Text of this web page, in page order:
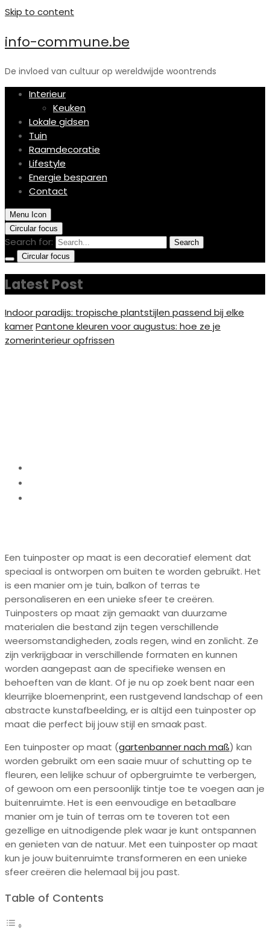
Skip to content
info-commune.be
De invloed van cultuur op wereldwijde woontrends
Interieur
Keuken
Lokale gidsen
Tuin
Raamdecoratie
Lifestyle
Energie besparen
Contact
Menu Icon
Circular focus
Search for:
Search
Circular focus
Latest Post
Indoor paradijs: tropische plantstijlen passend bij elke
kamerPantone kleuren voor augustus: hoe ze je
zomerinterieur opfrissen
Een tuinposter op maat is een decoratief element dat
speciaal is ontworpen om buiten te worden gebruikt. Het
is een manier om je tuin, balkon of terras te
personaliseren en een unieke sfeer te creëren.
Tuinposters op maat zijn gemaakt van duurzame
materialen die bestand zijn tegen verschillende
weersomstandigheden, zoals regen, wind en zonlicht. Ze
zijn verkrijgbaar in verschillende formaten en kunnen
worden aangepast aan de specifieke wensen en
behoeften van de klant. Of je nu op zoek bent naar een
kleurrijke bloemenprint, een rustgevend landschap of een
abstracte kunstafbeelding, er is altijd een tuinposter op
maat die perfect bij jouw stijl en smaak past.
Een tuinposter op maat (gartenbanner nach maß) kan
worden gebruikt om een saaie muur of schutting op te
fleuren, een lelijke schuur of opbergruimte te verbergen,
of gewoon om een persoonlijk tintje toe te voegen aan je
buitenruimte. Het is een eenvoudige en betaalbare
manier om je tuin of terras om te toveren tot een
gezellige en uitnodigende plek waar je kunt ontspannen
en genieten van de natuur. Met een tuinposter op maat
kun je jouw buitenruimte transformeren en een unieke
sfeer creëren die helemaal bij jou past.
Table of Contents